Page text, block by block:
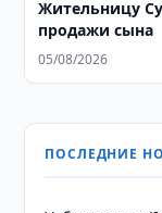
Жительницу
продажи сына
05/08/2026
ПОСЛЕДНИЕ